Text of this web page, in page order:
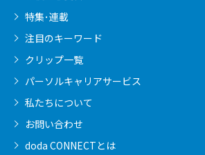
特集･連載
注目のキーワード
クリップ一覧
パーソルキャリアサービス
私たちについて
お問い合わせ
doda CONNECTとは